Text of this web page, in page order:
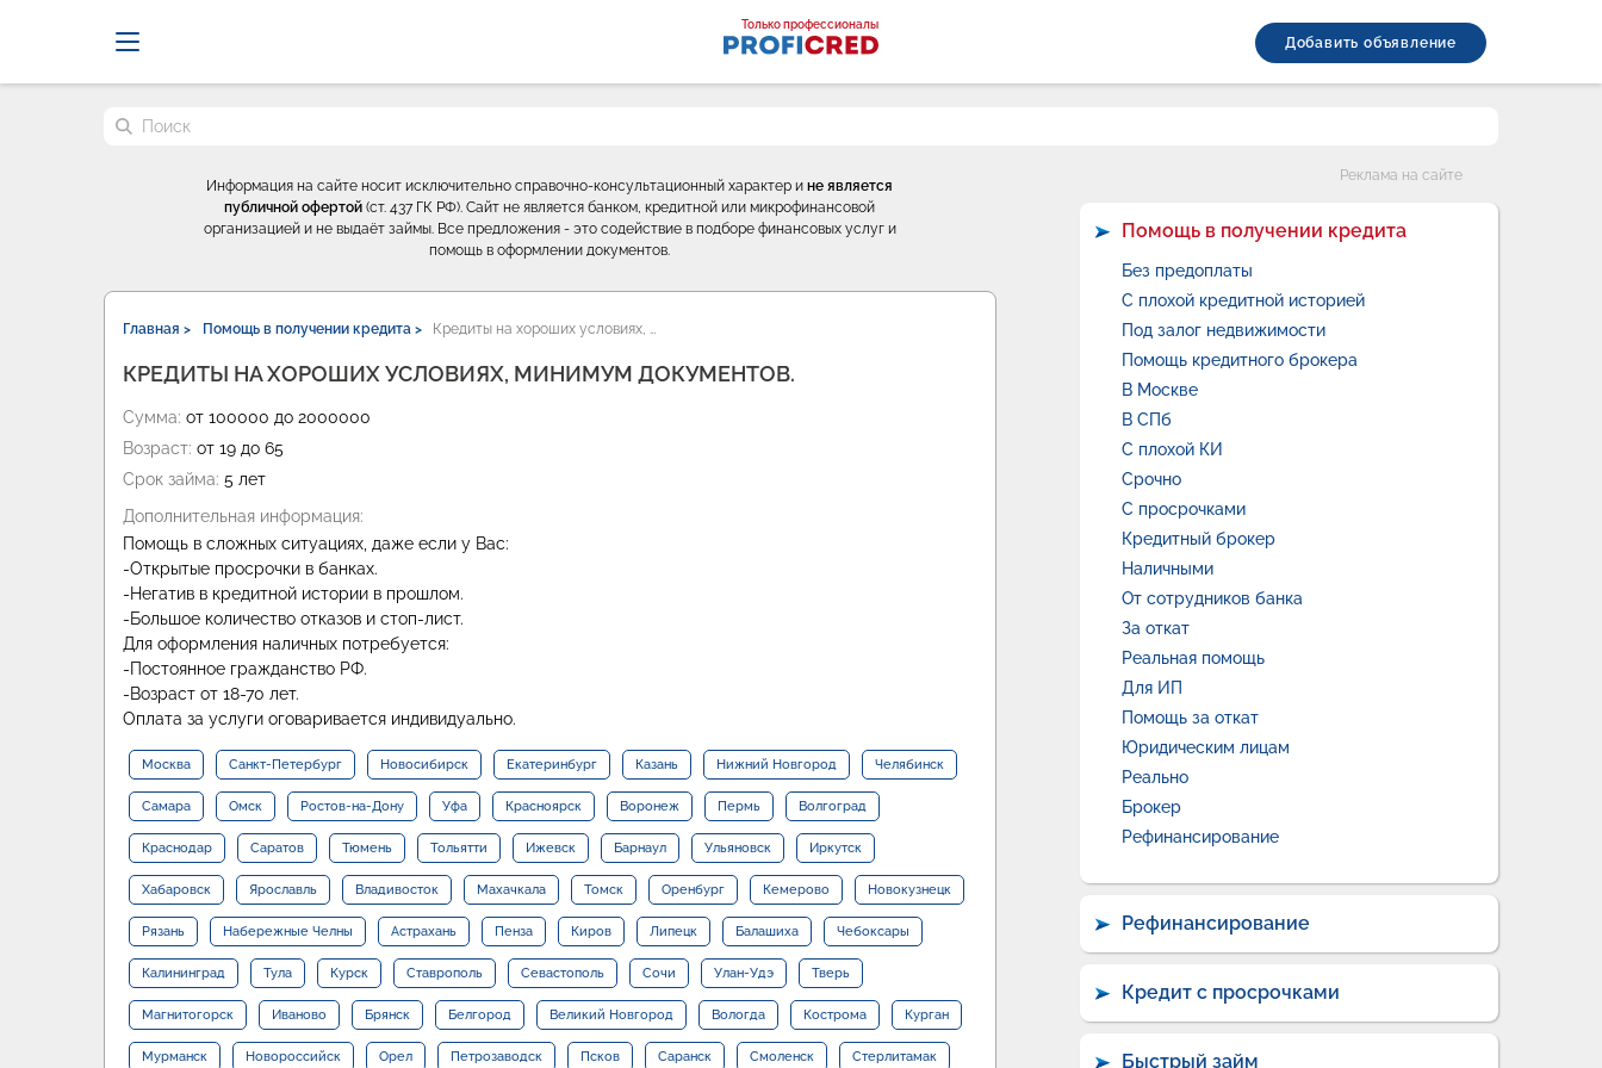
Только профессионалы
Добавить объявление
Поиск по сайту
Информация на сайте носит исключительно справочно-консультационный характер ине является
публичной офертой (ст. 437 ГК РФ). Сайт не является банком, кредитной или микрофинансовой
организацией и не выдаёт займы. Все предложения - это содействие в подборе финансовых услуг и
помощь в оформлении документов.
Главная > Помощь в получении кредита > Кредиты на хороших условиях, …
КРЕДИТЫ НА ХОРОШИХ УСЛОВИЯХ, МИНИМУМ ДОКУМЕНТОВ.
Сумма: от 100000 до 2000000
Возраст: от 19 до 65
Срок займа: 5 лет
Дополнительная информация:
Помощь в сложных ситуациях, даже если у Вас:
-Открытые просрочки в банках.
-Негатив в кредитной истории в прошлом.
-Большое количество отказов и стоп-лист.
Для оформления наличных потребуется:
-Постоянное гражданство РФ.
-Возраст от 18-70 лет.
Оплата за услуги оговаривается индивидуально.
Москва Санкт-Петербург Новосибирск Екатеринбург Казань Нижний Новгород Челябинск
Самара Омск Ростов-на-Дону Уфа Красноярск Воронеж Пермь Волгоград
Краснодар Саратов Тюмень Тольятти Ижевск Барнаул Ульяновск Иркутск
Хабаровск Ярославль Владивосток Махачкала Томск Оренбург Кемерово Новокузнецк
Рязань Набережные Челны Астрахань Пенза Киров Липецк Балашиха Чебоксары
Калининград Тула Курск Ставрополь Севастополь Сочи Улан-Удэ Тверь
Магнитогорск Иваново Брянск Белгород Великий Новгород Вологда Кострома Курган
Мурманск Новороссийск Орел Петрозаводск Псков Саранск Смоленск Стерлитамак
Реклама на сайте
Помощь в получении кредита
Без предоплаты
С плохой кредитной историей
Под залог недвижимости
Помощь кредитного брокера
В Москве
В СПб
С плохой КИ
Срочно
С просрочками
Кредитный брокер
Наличными
От сотрудников банка
За откат
Реальная помощь
Для ИП
Помощь за откат
Юридическим лицам
Реально
Брокер
Рефинансирование
Рефинансирование
Кредит с просрочками
Быстрый займ